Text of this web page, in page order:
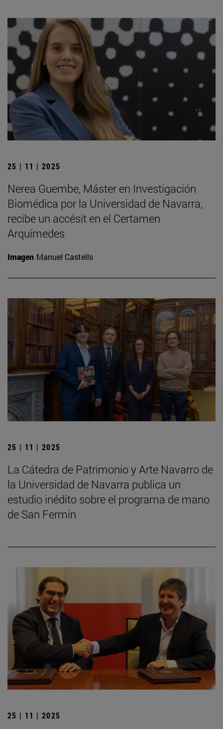
25 | 11 | 2025
Nerea Guembe, Máster en Investigación
Biomédica por la Universidad de Navarra,
recibe un accésit en el Certamen
Arquímedes
Imagen Manuel Castells
25 | 11 | 2025
La Cátedra de Patrimonio y Arte Navarro de
la Universidad de Navarra publica un
estudio inédito sobre el programa de mano
de San Fermín
25 | 11 | 2025